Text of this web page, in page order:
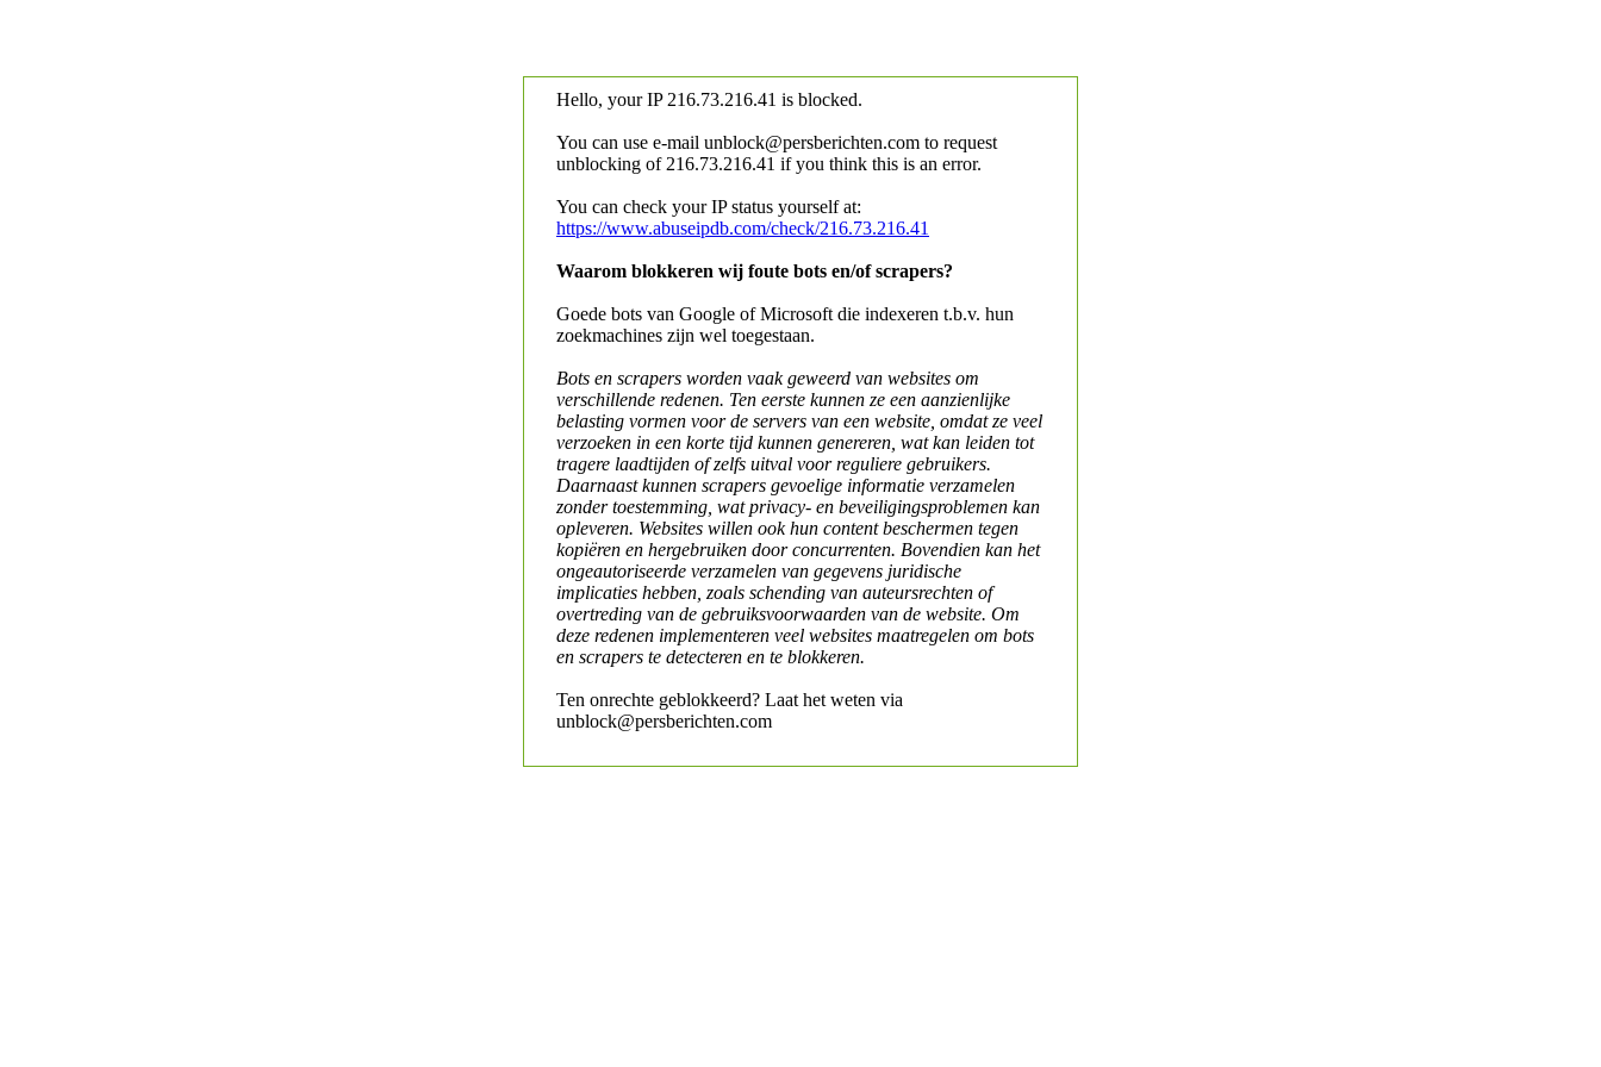
Hello, your IP 216.73.216.41 is blocked.
You can use e-mail unblock@persberichten.com to request
unblocking of 216.73.216.41 if you think this is an error.
You can check your IP status yourself at:
https://www.abuseipdb.com/check/216.73.216.41
Waarom blokkeren wij foute bots en/of scrapers?
Goede bots van Google of Microsoft die indexeren t.b.v. hun
zoekmachines zijn wel toegestaan.
Bots en scrapers worden vaak geweerd van websites om
verschillende redenen. Ten eerste kunnen ze een aanzienlijke
belasting vormen voor de servers van een website, omdat ze veel
verzoeken in een korte tijd kunnen genereren, wat kan leiden tot
tragere laadtijden of zelfs uitval voor reguliere gebruikers.
Daarnaast kunnen scrapers gevoelige informatie verzamelen
zonder toestemming, wat privacy- en beveiligingsproblemen kan
opleveren. Websites willen ook hun content beschermen tegen
kopiëren en hergebruiken door concurrenten. Bovendien kan het
ongeautoriseerde verzamelen van gegevens juridische
implicaties hebben, zoals schending van auteursrechten of
overtreding van de gebruiksvoorwaarden van de website. Om
deze redenen implementeren veel websites maatregelen om bots
en scrapers te detecteren en te blokkeren.
Ten onrechte geblokkeerd? Laat het weten via
unblock@persberichten.com